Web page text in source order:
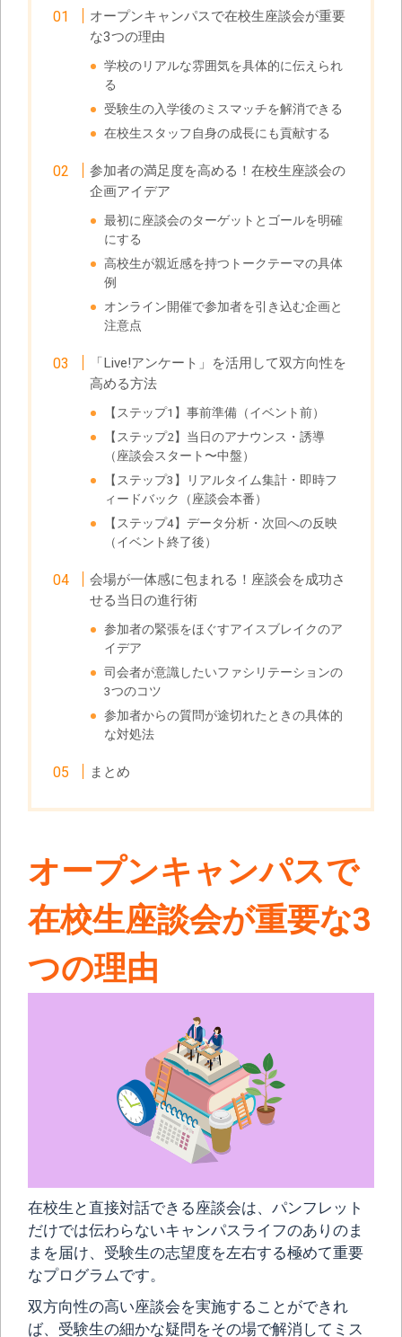
オープンキャンパスで在校生座談会が重要
な3つの理由
学校のリアルな雰囲気を具体的に伝えられ
る
受験生の入学後のミスマッチを解消できる
在校生スタッフ自身の成長にも貢献する
参加者の満足度を高める！在校生座談会の
企画アイデア
最初に座談会のターゲットとゴールを明確
にする
高校生が親近感を持つトークテーマの具体
例
オンライン開催で参加者を引き込む企画と
注意点
「Live!アンケート」を活用して双方向性を
高める方法
【ステップ1】事前準備（イベント前）
【ステップ2】当日のアナウンス・誘導
（座談会スタート〜中盤）
【ステップ3】リアルタイム集計・即時フ
ィードバック（座談会本番）
【ステップ4】データ分析・次回への反映
（イベント終了後）
会場が一体感に包まれる！座談会を成功さ
せる当日の進行術
参加者の緊張をほぐすアイスブレイクのア
イデア
司会者が意識したいファシリテーションの
3つのコツ
参加者からの質問が途切れたときの具体的
な対処法
まとめ
オープンキャンパスで
在校生座談会が重要な3
つの理由
在校生と直接対話できる座談会は、パンフレット
だけでは伝わらないキャンパスライフのありのま
まを届け、受験生の志望度を左右する極めて重要
なプログラムです。
双方向性の高い座談会を実施することができれ
ば、受験生の細かな疑問をその場で解消してミス